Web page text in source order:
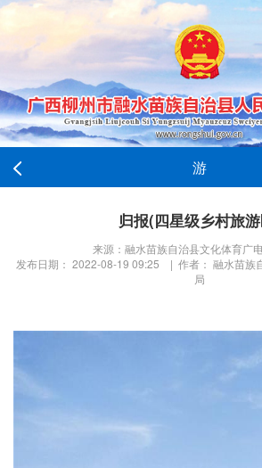
游
归报(四星级乡村旅
来源：融水苗族自治县文化体育广
发布日期： 2022-08-19 09:25 | 作者： 融水苗族
局